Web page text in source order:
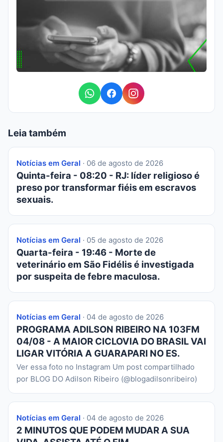
Leia também
Notícias em Geral · 06 de agosto de 2026
Quinta-feira - 08:20 - RJ: líder religioso é
preso por transformar fiéis em escravos
sexuais.
Notícias em Geral · 05 de agosto de 2026
Quarta-feira - 19:46 - Morte de
veterinário em São Fidélis é investigada
por suspeita de febre maculosa.
Notícias em Geral · 04 de agosto de 2026
PROGRAMA ADILSON RIBEIRO NA 103FM
04/08 - A MAIOR CICLOVIA DO BRASIL VAI
LIGAR VITÓRIA A GUARAPARI NO ES.
Ver essa foto no Instagram Um post compartilhado
por BLOG DO Adilson Ribeiro (@blogadilsonribeiro)
Notícias em Geral · 04 de agosto de 2026
2 MINUTOS QUE PODEM MUDAR A SUA